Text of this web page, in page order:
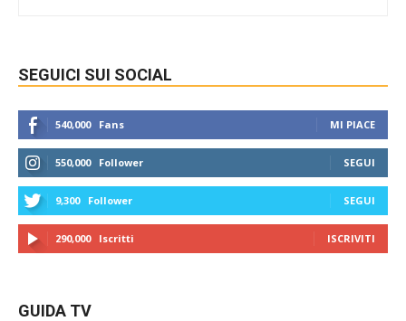
SEGUICI SUI SOCIAL
540,000 Fans MI PIACE
550,000 Follower SEGUI
9,300 Follower SEGUI
290,000 Iscritti ISCRIVITI
GUIDA TV